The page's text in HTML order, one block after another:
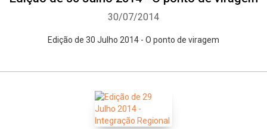
30/07/2014
Edição de 30 Julho 2014 - O ponto de viragem